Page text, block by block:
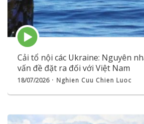
Episode
play
icon
Cải tổ nội các Ukraine: Nguyên
vấn đề đặt ra đối với Việt Nam
18/07/2026 Nghien Cuu Chien Luoc